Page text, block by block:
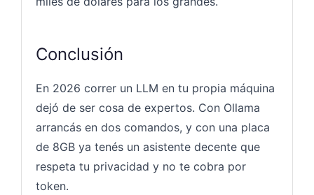
Conclusión
En 2026 correr un LLM en tu propia máquina
dejó de ser cosa de expertos. Con Ollama
arrancás en dos comandos, y con una placa
de 8GB ya tenés un asistente decente que
respeta tu privacidad y no te cobra por
token.